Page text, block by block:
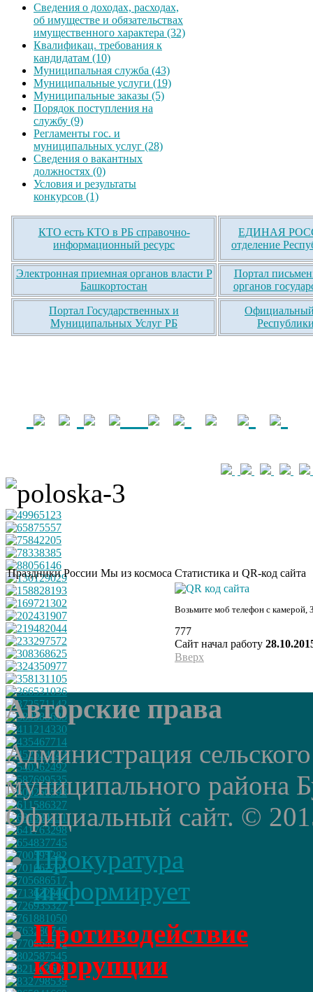
Сведения о доходах, расходах,
об имуществе и обязательствах
имущественного характера (32)
Квалификац. требования к
кандидатам (10)
Муниципальная служба (43)
Муниципальные услуги (19)
Муниципальные заказы (5)
Порядок поступления на
службу (9)
Регламенты гос. и
муниципальных услуг (28)
Сведения о вакантных
должностях (0)
Условия и результаты
конкурсов (1)
КТО есть КТО в РБ справочно-
информационный ресурс
ЕДИНАЯ
отделение
Электронная приемная органов власти Р
Башкортостан
Портал
органов
Портал Государственных и
Муниципальных Услуг РБ
Официальный
Праздники России Мы из космоса Статистика и QR-код сайта
Возьмите моб телефон с камерой,
777
Сайт начал работу
Вверх
Авторские права
Администрация
муниципального района
Официальный сайт. ©
Прокуратура
информирует
Противодействие
коррупции